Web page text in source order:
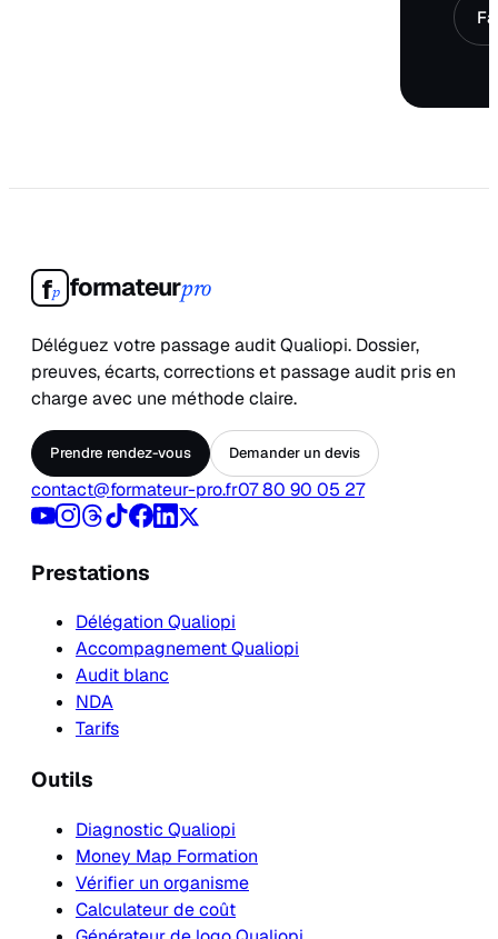
fp formateurpro
Déléguez votre passage audit Qualiopi. Dossier,
preuves, écarts, corrections et passage audit pris en
charge avec une méthode claire.
Prendre rendez-vous Demander un devis
contact@formateur-pro.fr07 80 90 05 27
Prestations
Délégation Qualiopi
Accompagnement Qualiopi
Audit blanc
NDA
Tarifs
Outils
Diagnostic Qualiopi
Money Map Formation
Vérifier un organisme
Calculateur de coût